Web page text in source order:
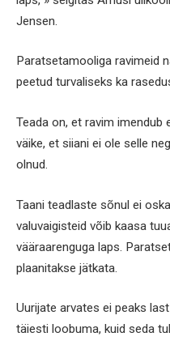
Jensen.
Paratsetamooliga ravimeid
peetud turvaliseks ka
Teada on, et ravim imendub
väike, et siiani ei ole selle
olnud.
Taani teadlaste sõnul ei
valuvaigisteid võib kaasa
vääraarenguga laps.
plaanitakse jätkata.
Uurijate arvates ei peaks
täiesti loobuma, kuid seda